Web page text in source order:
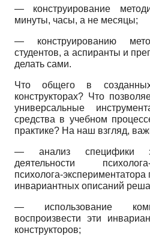
— конструирование
минуты, часы, а не месяцы;
— конструированию
студентов, а аспиранты и
делать сами.
Что общего в
конструкторах? Что
универсальные
средства в учебном
практике? На наш взгляд,
— анализ специфики
деятельности
психолога-
инвариантных описаний
— использование
воспроизвести эти
конструкторов;